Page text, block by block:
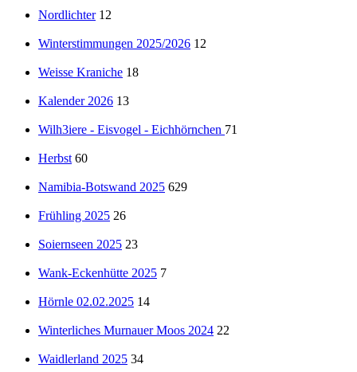
Nordlichter 12
Winterstimmungen 2025/2026 12
Weisse Kraniche 18
Kalender 2026 13
Wilh3iere - Eisvogel - Eichhörnchen 71
Herbst 60
Namibia-Botswand 2025 629
Frühling 2025 26
Soiernseen 2025 23
Wank-Eckenhütte 2025 7
Hörnle 02.02.2025 14
Winterliches Murnauer Moos 2024 22
Waidlerland 2025 34